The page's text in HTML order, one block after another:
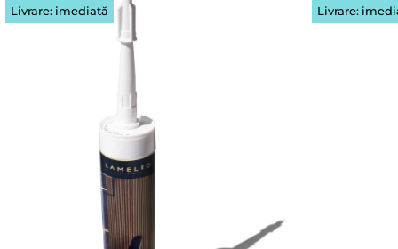
Livrare: imediată Livrare: